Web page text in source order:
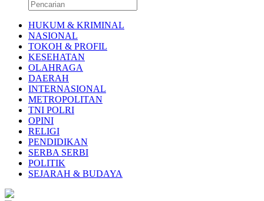
HUKUM & KRIMINAL
NASIONAL
TOKOH & PROFIL
KESEHATAN
OLAHRAGA
DAERAH
INTERNASIONAL
METROPOLITAN
TNI POLRI
OPINI
RELIGI
PENDIDIKAN
SERBA SERBI
POLITIK
SEJARAH & BUDAYA